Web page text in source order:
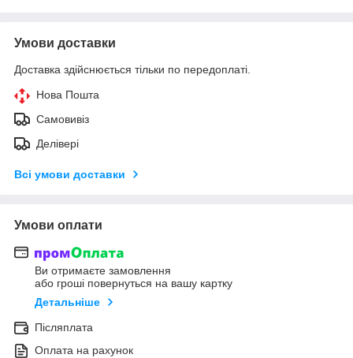
Умови доставки
Доставка здійснюється тільки по передоплаті.
Нова Пошта
Самовивіз
Делівері
Всі умови доставки
Умови оплати
Ви отримаєте замовлення
або гроші повернуться на вашу картку
Детальніше
Післяплата
Оплата на рахунок